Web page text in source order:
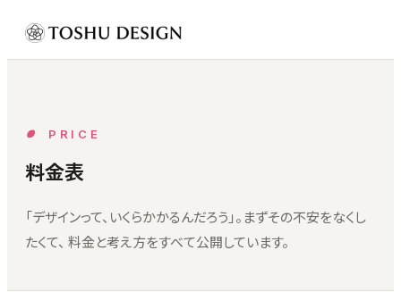
PRICE
料金表
「デザインって、いくらかかるんだろう」。まずその不安をなくし
たくて、 料金と考え方をすべて公開しています。